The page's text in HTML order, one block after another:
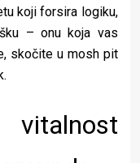
koji forsira logiku,
– onu koja vas
skočite u mosh pit